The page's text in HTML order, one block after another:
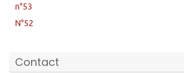
n°53
N°52
Contact